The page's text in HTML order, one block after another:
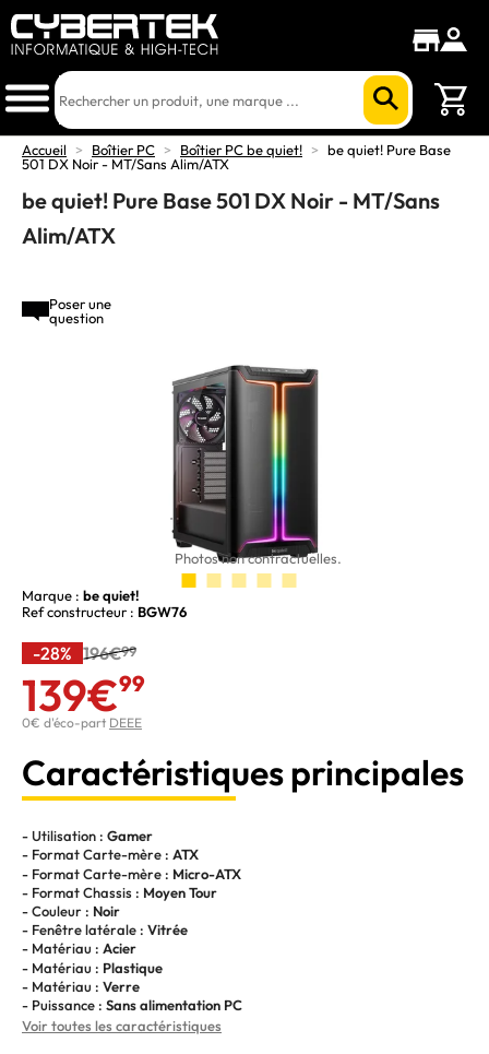
Accueil > Boîtier PC > Boîtier PC be quiet! > be quiet! Pure Base
501 DX Noir - MT/Sans Alim/ATX
be quiet! Pure Base 501 DX Noir - MT/Sans
Alim/ATX
Poser une
question
Photos non contractuelles.
Marque : be quiet!
Ref constructeur : BGW76
-28% 196€99
139€99
0€ d'éco-part DEEE
Caractéristiques principales
- Utilisation : Gamer
- Format Carte-mère : ATX
- Format Carte-mère : Micro-ATX
- Format Chassis : Moyen Tour
- Couleur : Noir
- Fenêtre latérale : Vitrée
- Matériau : Acier
- Matériau : Plastique
- Matériau : Verre
- Puissance : Sans alimentation PC
Voir toutes les caractéristiques